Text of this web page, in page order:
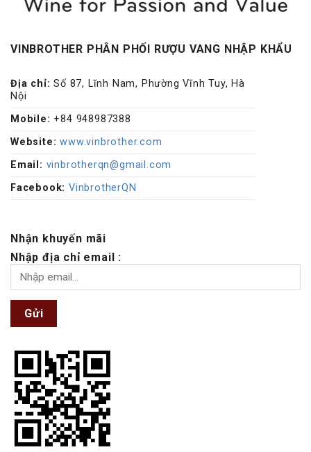
VINBROTHER PHÂN PHỐI RƯỢU VANG NHẬP KHẨU
Địa chỉ: Số 87, Lĩnh Nam, Phường Vĩnh Tuy, Hà
Nội
Mobile: +84 948987388
Website: www.vinbrother.com
Email: vinbrotherqn@gmail.com
Facebook: VinbrotherQN
Nhận khuyến mãi
Nhập địa chỉ email :
Gửi